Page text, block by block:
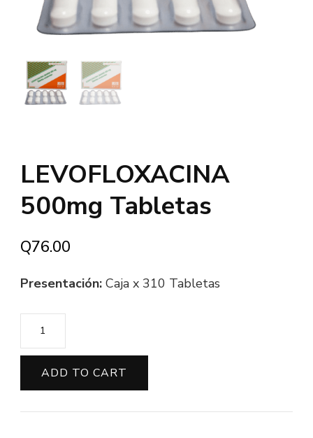
LEVOFLOXACINA
500mg Tabletas
Q76.00
Presentación: Caja x 310 Tabletas
ADD TO CART